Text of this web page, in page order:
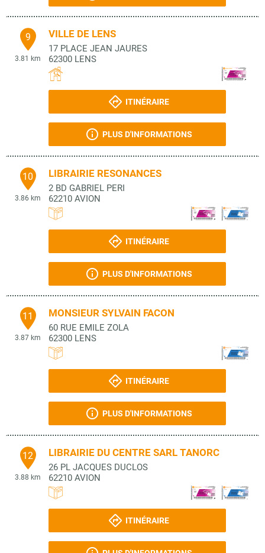
9
3.81 km
VILLE DE LENS
17 PLACE JEAN JAURES
62300 LENS
ITINÉRAIRE
PLUS D'INFORMATIONS
10
3.86 km
LIBRAIRIE RESONANCES
2 BD GABRIEL PERI
62210 AVION
ITINÉRAIRE
PLUS D'INFORMATIONS
11
3.87 km
MONSIEUR SYLVAIN FACON
60 RUE EMILE ZOLA
62300 LENS
ITINÉRAIRE
PLUS D'INFORMATIONS
12
3.88 km
LIBRAIRIE DU CENTRE SARL TANORC
26 PL JACQUES DUCLOS
62210 AVION
ITINÉRAIRE